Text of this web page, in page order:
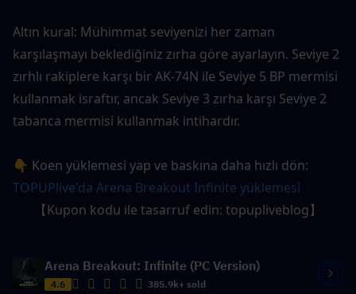
Altın kural: Mühimmat seviyenizi her zaman
karşılaşmayı beklediğiniz zırha göre ayarlayın. Seviye 2
zırhlı rakiplere karşı bir AK-74N ile Seviye 5 BP mermisi
kullanmak israftır, ancak Seviye 3 zırha karşı Seviye 2
tabanca mermisi kullanmak intihardır.
TOPUPlive'da Arena Breakout Infinite yüklemesi
【Kupon kodu ile tasarruf edin: topupliveblog】
Arena Breakout: Infinite (PC Version)
4.6 385.9k+ sold